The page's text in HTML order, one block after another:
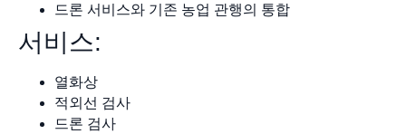
드론 서비스와 기존 농업 관행의 통합
서비스:
열화상
적외선 검사
드론 검사